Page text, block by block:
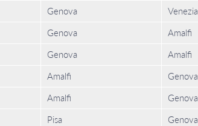
Genova Venezia
Genova Amalfi
Genova Amalfi
Amalfi Genova
Amalfi Genova
Pisa Genova